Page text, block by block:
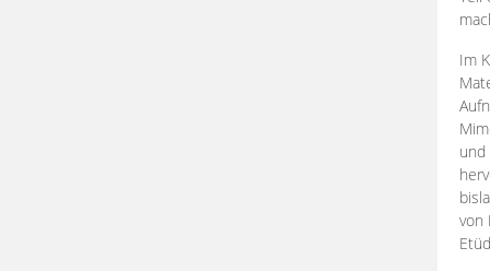
Im
und
von